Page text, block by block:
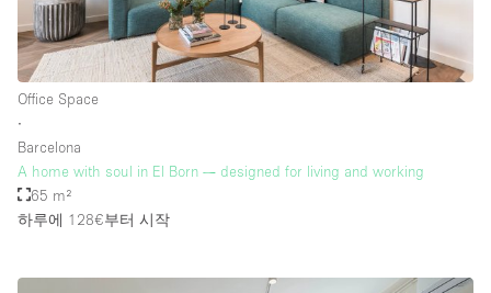
Office Space
∙
Barcelona
A home with soul in El Born — designed for living and working
65 m²
하루에 128€부터 시작